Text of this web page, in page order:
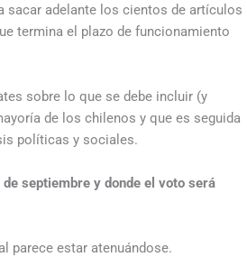
sacar adelante los cientos de artículos
termina el plazo de funcionamiento
sobre lo que se debe incluir (y
de los chilenos y que es seguida
políticas y sociales.
septiembre y donde el voto será
parece estar atenuándose.